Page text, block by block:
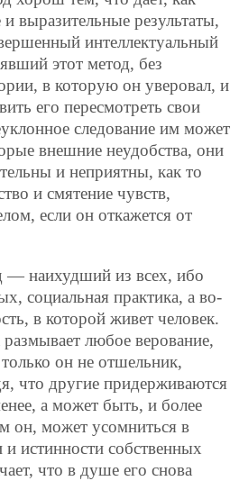
выразительные результаты,
интеллектуальный
этот метод, без
в которую он уверовал, и
его пересмотреть свои
следование им может
внешние неудобства, они
и неприятны, как то
и смятение чувств,
если он откажется от
— наихудший из всех, ибо
социальная практика, а во-
в которой живет человек.
любое верование,
он не отшельник,
что другие придерживаются
а может быть, и более
он, может усомниться в
истинности собственных
что в душе его снова